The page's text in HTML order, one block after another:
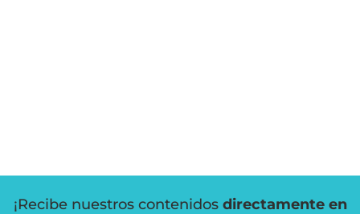
¡Recibe nuestros contenidos directamente en